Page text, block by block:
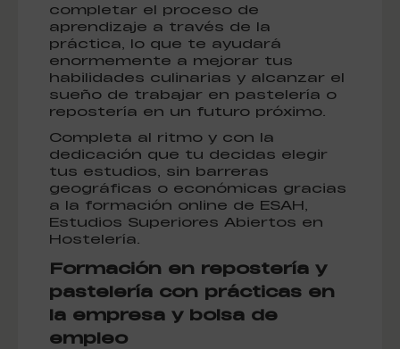
completar el proceso de
aprendizaje a través de la
práctica, lo que te ayudará
enormemente a mejorar tus
habilidades culinarias y alcanzar el
sueño de trabajar en pastelería o
repostería en un futuro próximo.
Completa al ritmo y con la
dedicación que tu decidas elegir
tus estudios, sin barreras
geográficas o económicas gracias
a la formación online de ESAH,
Estudios Superiores Abiertos en
Hostelería.
Formación en repostería y
pastelería con prácticas en
la empresa y bolsa de
empleo